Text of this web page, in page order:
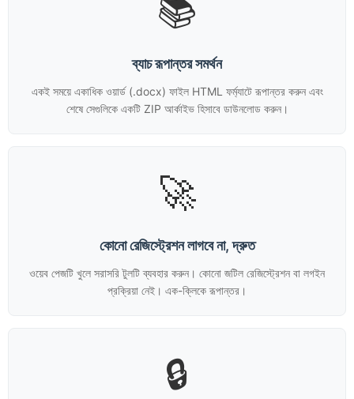
📚
ব্যাচ রূপান্তর সমর্থন
একই সময়ে একাধিক ওয়ার্ড (.docx) ফাইল HTML ফর্ম্যাটে রূপান্তর করুন এবং
শেষে সেগুলিকে একটি ZIP আর্কাইভ হিসাবে ডাউনলোড করুন।
🚀
কোনো রেজিস্ট্রেশন লাগবে না, দ্রুত
ওয়েব পেজটি খুলে সরাসরি টুলটি ব্যবহার করুন। কোনো জটিল রেজিস্ট্রেশন বা লগইন
প্রক্রিয়া নেই। এক-ক্লিকে রূপান্তর।
🔒